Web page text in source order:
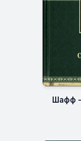
Шафф -